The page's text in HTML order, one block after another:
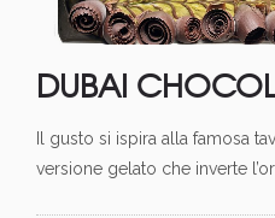
DUBAI
Il gusto si ispira alla famosa
versione gelato che inverte